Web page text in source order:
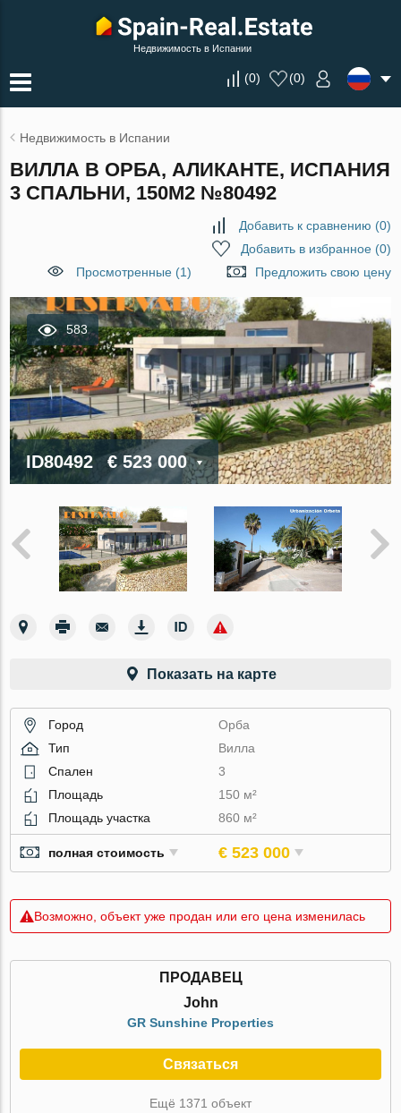
Недвижимость в Испании
(0) (0)
Недвижимость в Испании
ВИЛЛА В ОРБА, АЛИКАНТЕ, ИСПАНИЯ
3 СПАЛЬНИ, 150М2 №80492
Добавить к сравнению (0)
Добавить в избранное(0)
Просмотренные (1)
Предложить свою цену
583
ID80492 € 523 000
Показать на карте
Город
Орба
Тип
Вилла
Спален
3
Площадь
150 м²
Площадь участка
860 м²
полная стоимость € 523 000
Возможно, объект уже продан или его цена изменилась
ПРОДАВЕЦ
John
GR Sunshine Properties
Связаться
Ещё 1371 объект